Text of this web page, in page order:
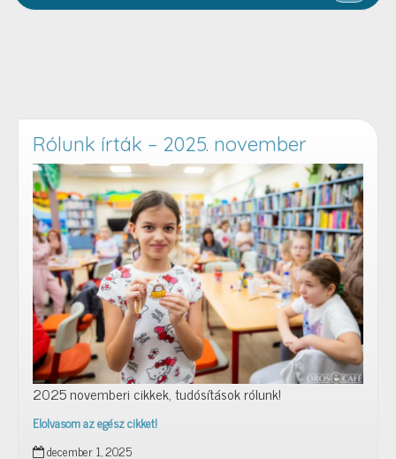
Rólunk írták – 2025. november
2025 novemberi cikkek, tudósítások rólunk!
Elolvasom az egész cikket!
Rólunkdecember 1, 2025